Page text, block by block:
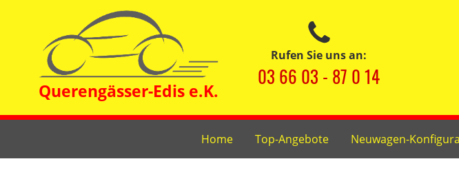
Rufen Sie uns an:
03 66 03 - 87 0 14
Home Top-Angebote Neuwagen-